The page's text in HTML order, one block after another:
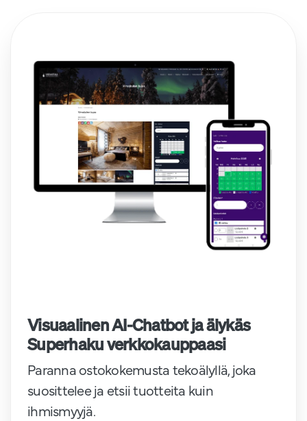
Visuaalinen AI-Chatbot ja älykäs
Superhaku verkkokauppaasi
Paranna ostokokemusta tekoälyllä, joka
suosittelee ja etsii tuotteita kuin
ihmismyyjä.